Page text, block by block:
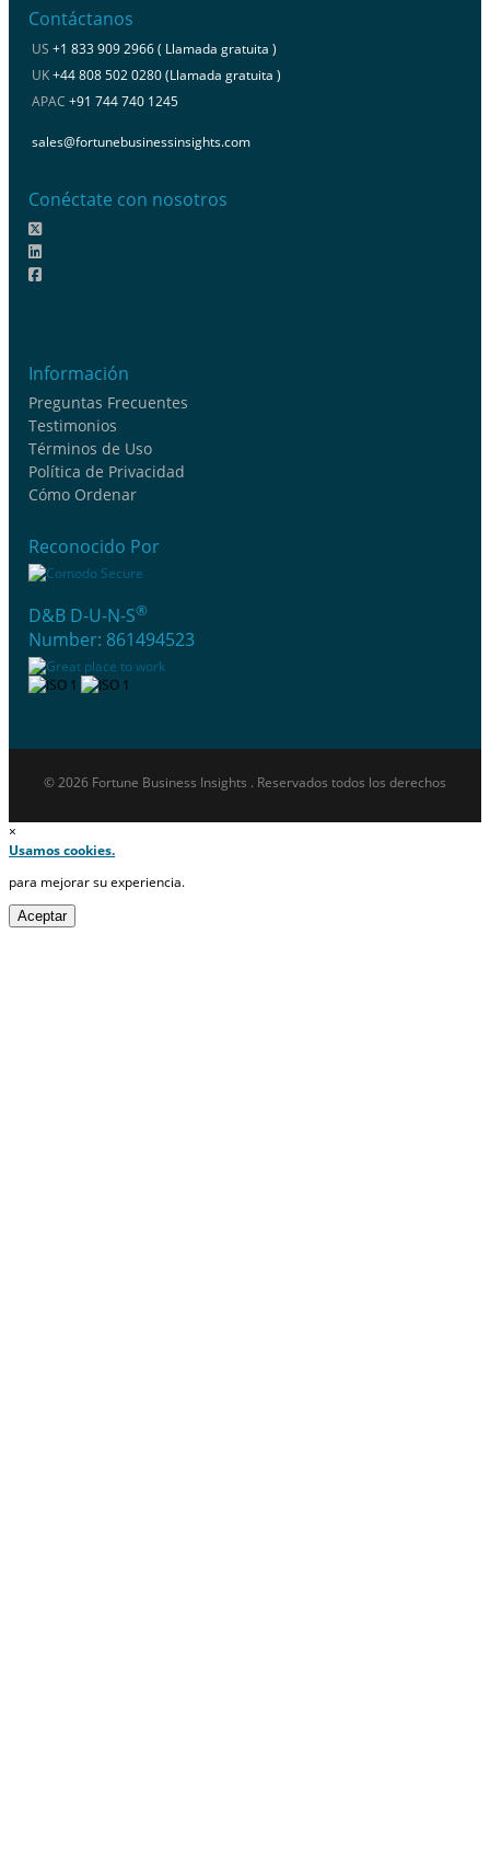
Contáctanos
US +1 833 909 2966 ( Llamada gratuita )
UK+44 808 502 0280 (Llamada gratuita )
APAC +91 744 740 1245
sales@fortunebusinessinsights.com
Conéctate con nosotros
Información
Preguntas Frecuentes
Testimonios
Términos de Uso
Política de Privacidad
Cómo Ordenar
Reconocido Por
D&B D-U-N-S®
Number: 861494523
© 2026 Fortune Business Insights . Reservados todos los derechos
×
Usamos cookies.
para mejorar su experiencia.
Aceptar